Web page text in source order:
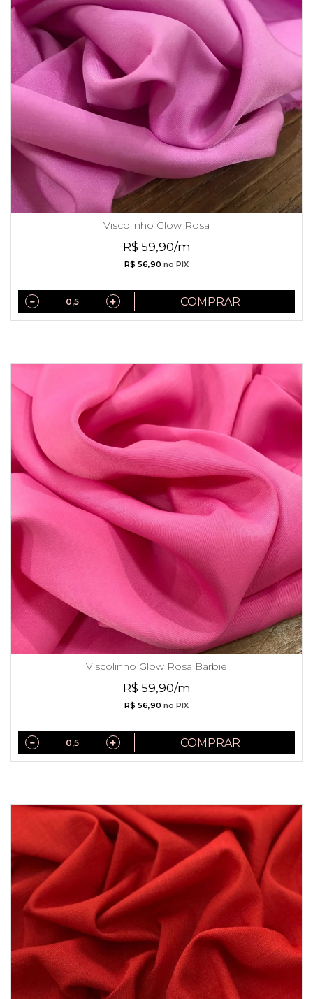
Viscolinho Glow Rosa
R$ 59,90/m
R$ 56,90 no PIX
COMPRAR
Viscolinho Glow Rosa Barbie
R$ 59,90/m
R$ 56,90 no PIX
COMPRAR